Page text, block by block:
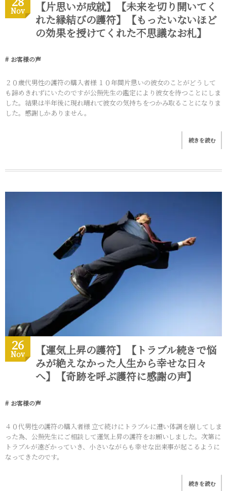
Nov
【片思いが成就】【未来を切り開いてく
れた縁結びの護符】【もったいないほど
の効果を授けてくれた不思議なお札】
お客様の声
２０歳代男性の護符の購入者様 １０年間片思いの彼女のことがどうして
も諦めきれずにいたのですが公照先生の鑑定により彼女を待つことにしま
した。結果は半年後に現れ晴れて彼女の気持ちをつかみ取ることになりま
した。感謝しかありません。
続きを読む
26
Nov
【運気上昇の護符】【トラブル続きで悩
みが絶えなかった人生から幸せな日々
へ】【奇跡を呼ぶ護符に感謝の声】
お客様の声
４０代男性の護符の購入者様 立て続けにトラブルに遭い体調を崩してしま
った為、公照先生にご相談して運気上昇の護符をお願いしました。次第に
トラブルが遠ざかっていき、小さいながらも幸せな出来事が起こるように
なってきたのです。
続きを読む